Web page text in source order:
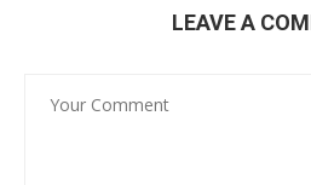
LEAVE A